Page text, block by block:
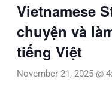
Vietnamese
chuyện và
tiếng Việt
November 21, 2025 @